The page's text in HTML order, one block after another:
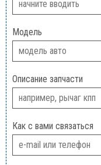
Модель
Описание запчасти
Как с вами связаться